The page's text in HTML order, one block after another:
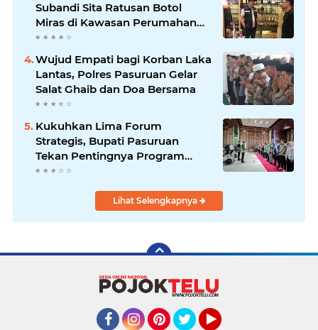
Subandi Sita Ratusan Botol
Miras di Kawasan Perumahan
Sidoarjo
Wujud Empati bagi Korban Laka
Lantas, Polres Pasuruan Gelar
Salat Ghaib dan Doa Bersama
Kukuhkan Lima Forum
Strategis, Bupati Pasuruan
Tekan Pentingnya Program
Nyata untuk Rakyat
Lihat Selengkapnya